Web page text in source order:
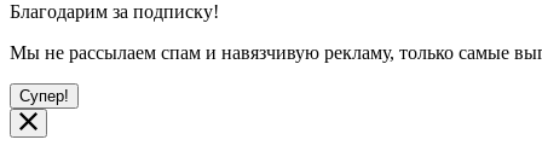
Благодарим за подписку!
Мы не рассылаем спам и навязчивую рекламу, только самые
Супер!